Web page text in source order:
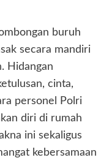
buruh
secara mandiri
Hidangan
cinta,
personel Polri
diri di rumah
ini sekaligus
kebersamaan